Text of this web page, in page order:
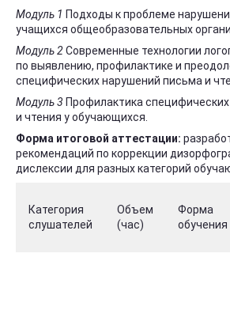
Модуль 1 Подходы к проблеме
учащихся общеобразовательных
Модуль 2Современные технологии
по выявлению, профилактике и
специфических нарушений письма и
Модуль 3 Профилактика
и чтения у обучающихся.
Форма итоговой аттестации:
рекомендаций по коррекции
дислексии для разных категорий
Категория
слушателей
Объем
(час)
Форма
обучения